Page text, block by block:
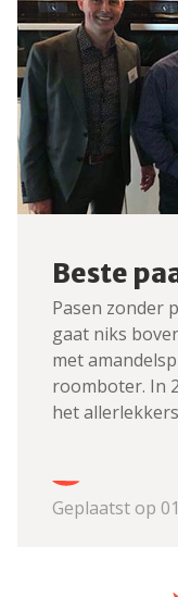
Beste
Pasen zonder
gaat niks
met
roomboter. In
het
Geplaatst op